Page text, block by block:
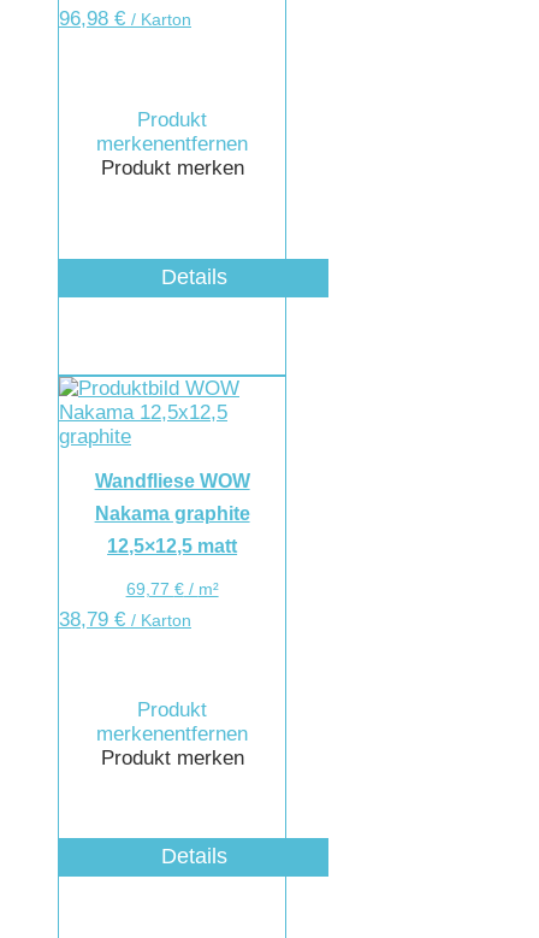
96,98 € / Karton
Produkt
merkenentfernen
Produkt merken
Details
Wandfliese WOW
Nakama graphite
12,5×12,5 matt
69,77 €/ m²
38,79 € / Karton
Produkt
merkenentfernen
Produkt merken
Details